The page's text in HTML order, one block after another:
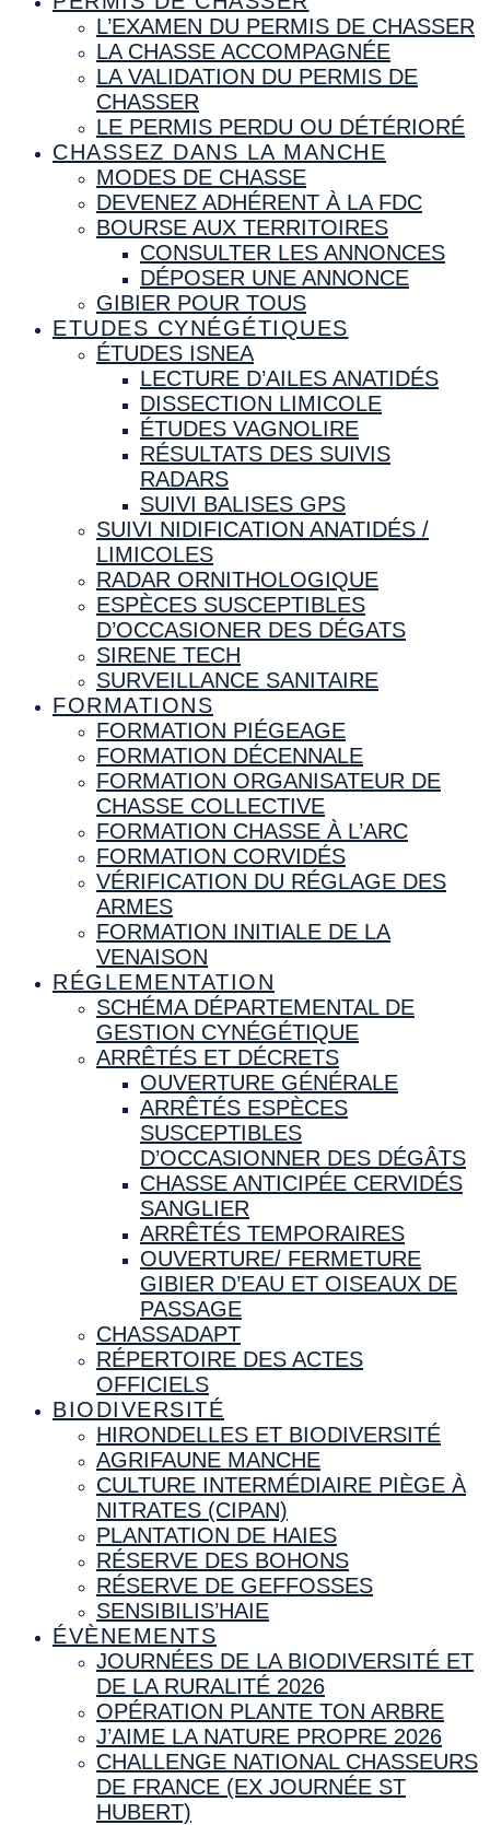
L’EXAMEN DU PERMIS DE CHASSER
LA CHASSE ACCOMPAGNÉE
LA VALIDATION DU PERMIS DE
CHASSER
LE PERMIS PERDU OU DÉTÉRIORÉ
CHASSEZ DANS LA MANCHE
MODES DE CHASSE
DEVENEZ ADHÉRENT À LA FDC
BOURSE AUX TERRITOIRES
CONSULTER LES ANNONCES
DÉPOSER UNE ANNONCE
GIBIER POUR TOUS
ETUDES CYNÉGÉTIQUES
ÉTUDES ISNEA
LECTURE D’AILES ANATIDÉS
DISSECTION LIMICOLE
ÉTUDES VAGNOLIRE
RÉSULTATS DES SUIVIS
RADARS
SUIVI BALISES GPS
SUIVI NIDIFICATION ANATIDÉS /
LIMICOLES
RADAR ORNITHOLOGIQUE
ESPÈCES SUSCEPTIBLES
D’OCCASIONER DES DÉGATS
SIRENE TECH
SURVEILLANCE SANITAIRE
FORMATIONS
FORMATION PIÉGEAGE
FORMATION DÉCENNALE
FORMATION ORGANISATEUR DE
CHASSE COLLECTIVE
FORMATION CHASSE À L’ARC
FORMATION CORVIDÉS
VÉRIFICATION DU RÉGLAGE DES
ARMES
FORMATION INITIALE DE LA
VENAISON
RÉGLEMENTATION
SCHÉMA DÉPARTEMENTAL DE
GESTION CYNÉGÉTIQUE
ARRÊTÉS ET DÉCRETS
OUVERTURE GÉNÉRALE
ARRÊTÉS ESPÈCES
SUSCEPTIBLES
D’OCCASIONNER DES DÉGÂTS
CHASSE ANTICIPÉE CERVIDÉS
SANGLIER
ARRÊTÉS TEMPORAIRES
OUVERTURE/ FERMETURE
GIBIER D’EAU ET OISEAUX DE
PASSAGE
CHASSADAPT
RÉPERTOIRE DES ACTES
OFFICIELS
BIODIVERSITÉ
HIRONDELLES ET BIODIVERSITÉ
AGRIFAUNE MANCHE
CULTURE INTERMÉDIAIRE PIÈGE À
NITRATES (CIPAN)
PLANTATION DE HAIES
RÉSERVE DES BOHONS
RÉSERVE DE GEFFOSSES
SENSIBILIS’HAIE
ÉVÈNEMENTS
JOURNÉES DE LA BIODIVERSITÉ ET
DE LA RURALITÉ 2026
OPÉRATION PLANTE TON ARBRE
J’AIME LA NATURE PROPRE 2026
CHALLENGE NATIONAL CHASSEURS
DE FRANCE (EX JOURNÉE ST
HUBERT)